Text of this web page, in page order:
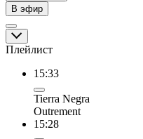
В эфир
Плейлист
15:33
Tierra Negra
Outrement
15:28